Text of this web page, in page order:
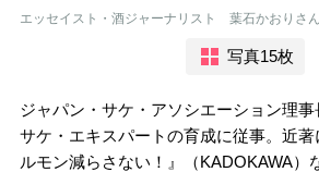
エッセイスト・酒ジャーナリスト 葉石かおりさん
写真15枚
ジャパン・サケ・アソシエーション理
サケ・エキスパートの育成に従事。近
ルモン減らさない！』（KADOKAWA）